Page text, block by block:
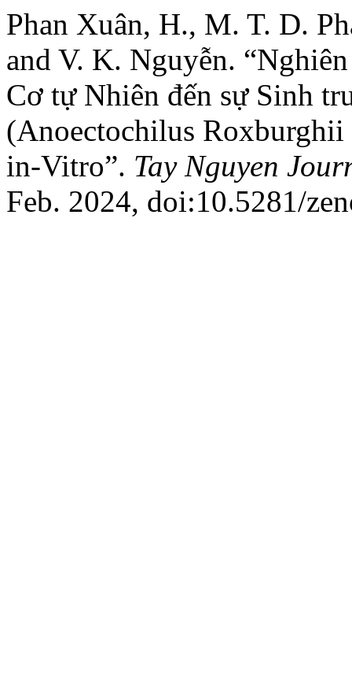
Phan Xuân, H., M. T. D.
and V. K. Nguyễn.
Cơ tự Nhiên đến sự Sinh
(Anoectochilus
in-Vitro”. Tay Nguyen
Feb. 2024, doi:10.5281/